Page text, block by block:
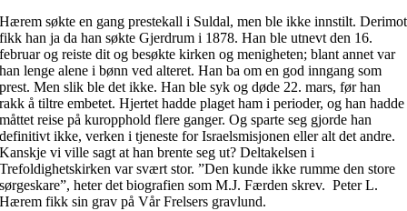
Hærem søkte en gang prestekall i Suldal, men ble ikke innstilt. Derimot
fikk han ja da han søkte Gjerdrum i 1878. Han ble utnevt den 16.
februar og reiste dit og besøkte kirken og menigheten; blant annet var
han lenge alene i bønn ved alteret. Han ba om en god inngang som
prest. Men slik ble det ikke. Han ble syk og døde 22. mars, før han
rakk å tiltre embetet. Hjertet hadde plaget ham i perioder, og han hadde
måttet reise på kuropphold flere ganger. Og sparte seg gjorde han
definitivt ikke, verken i tjeneste for Israelsmisjonen eller alt det andre.
Kanskje vi ville sagt at han brente seg ut? Deltakelsen i
Trefoldighetskirken var svært stor. ”Den kunde ikke rumme den store
sørgeskare”, heter det biografien som M.J. Færden skrev. Peter L.
Hærem fikk sin grav på Vår Frelsers gravlund.